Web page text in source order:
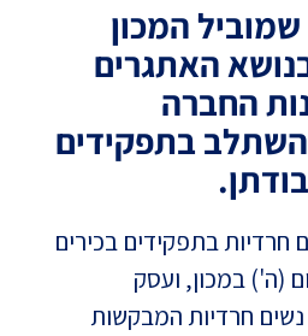
המכון
האתגרים
החברה
בתפקידים
חרדיות בתפקידים בכירים
(ה') במכון, ועסק
חרדיות המבקשות